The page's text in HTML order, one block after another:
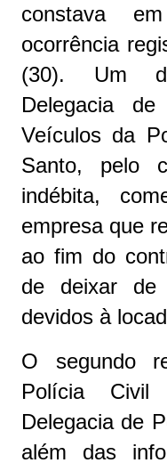
constava
ocorrência
(30). Um
Delegacia
Veículos da
Santo, pelo
indébita,
empresa que
ao fim do
de deixar de
devidos à
O segundo
Polícia
Delegacia de
além das